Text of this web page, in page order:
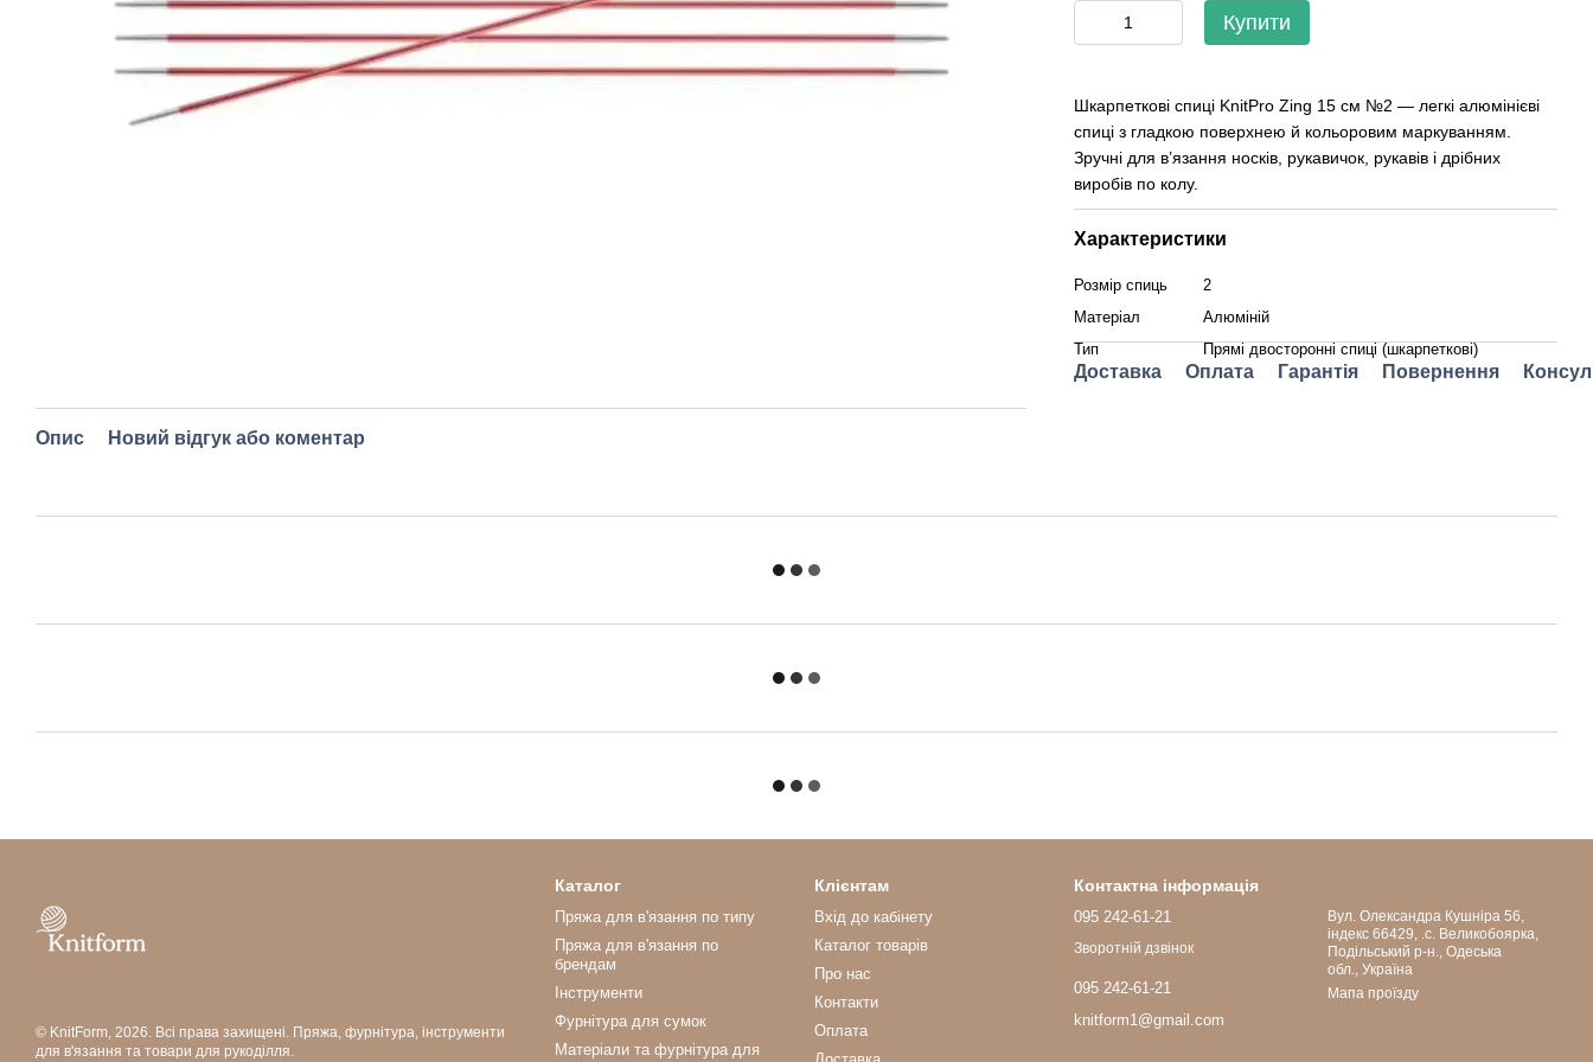
Опис Новий відгук або коментар
Купити
Шкарпеткові спиці KnitPro Zing 15 см №2 — легкі алюмінієві
спиці з гладкою поверхнею й кольоровим маркуванням.
Зручні для в’язання носків, рукавичок, рукавів і дрібних
виробів по колу.
Характеристики
Розмір спиць
2
Матеріал
Алюміній
Тип
Прямі двосторонні спиці (шкарпеткові)
Доставка Оплата Гарантія Повернення
© KnitForm, 2026. Всі права захищені. Пряжа, фурнітура, інструменти
для в'язання та товари для рукоділля.
Каталог
Пряжа для в'язання по типу
Пряжа для в'язання по
брендам
Інструменти
Фурнітура для сумок
Матеріали та фурнітура для
Клієнтам
Вхід до кабінету
Каталог товарів
Про нас
Контакти
Оплата
Контактна інформація
095 242-61-21
Зворотній дзвінок
095 242-61-21
knitform1@gmail.com
Вул. Олександра Кушніра 56,
індекс 66429, .с. Великобоярка,
Подільський р-н., Одеська
обл., Україна
Мапа проїзду